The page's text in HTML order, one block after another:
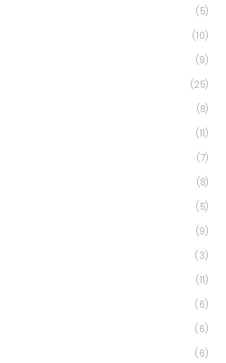
(5)
(10)
(9)
(25)
(8)
(11)
(7)
(8)
(5)
(9)
(3)
(11)
(6)
(6)
(6)